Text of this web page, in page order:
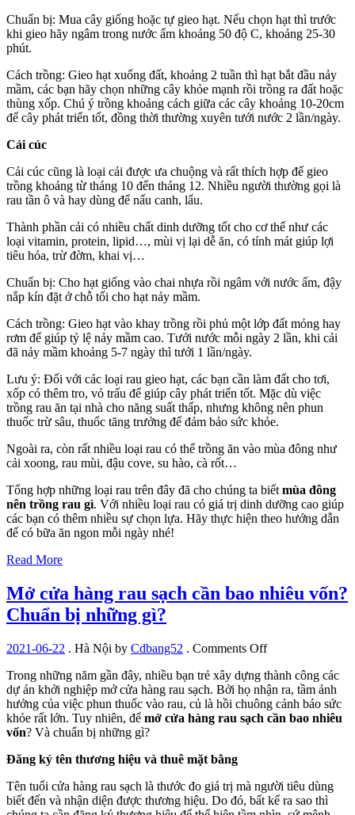
Chuẩn bị: Mua cây giống hoặc tự gieo hạt. Nếu chọn hạt thì trước
khi gieo hãy ngâm trong nước ấm khoảng 50 độ C, khoảng 25-30
phút.
Cách trồng: Gieo hạt xuống đất, khoảng 2 tuần thì hạt bắt đầu nảy
mầm, các bạn hãy chọn những cây khỏe mạnh rồi trồng ra đất hoặc
thùng xốp. Chú ý trồng khoảng cách giữa các cây khoảng 10-20cm
để cây phát triển tốt, đồng thời thường xuyên tưới nước 2 lần/ngày.
Cải cúc
Cải cúc cũng là loại cải được ưa chuộng và rất thích hợp để gieo
trồng khoảng từ tháng 10 đến tháng 12. Nhiều người thường gọi là
rau tần ô và hay dùng để nấu canh, lẩu.
Thành phần cải có nhiều chất dinh dưỡng tốt cho cơ thể như các
loại vitamin, protein, lipid…, mùi vị lại dễ ăn, có tính mát giúp lợi
tiêu hóa, trừ đờm, khai vị…
Chuẩn bị: Cho hạt giống vào chai nhựa rồi ngâm với nước ấm, đậy
nắp kín đặt ở chỗ tối cho hạt nảy mầm.
Cách trồng: Gieo hạt vào khay trồng rồi phủ một lớp đất mỏng hay
rơm để giúp tỷ lệ nảy mầm cao. Tưới nước mỗi ngày 2 lần, khi cải
đã nảy mầm khoảng 5-7 ngày thì tưới 1 lần/ngày.
Lưu ý: Đối với các loại rau gieo hạt, các bạn cần làm đất cho tơi,
xốp có thêm tro, vỏ trấu để giúp cây phát triển tốt. Mặc dù việc
trồng rau ăn tại nhà cho năng suất thấp, nhưng không nên phun
thuốc trừ sâu, thuốc tăng trưởng để đảm bảo sức khỏe.
Ngoài ra, còn rất nhiều loại rau có thể trồng ăn vào mùa đông như
cải xoong, rau mùi, đậu cove, su hào, cà rốt…
Tổng hợp những loại rau trên đây đã cho chúng ta biết mùa đông
nên trồng rau gì. Với nhiều loại rau có giá trị dinh dưỡng cao giúp
các bạn có thêm nhiều sự chọn lựa. Hãy thực hiện theo hướng dẫn
để có bữa ăn ngon mỗi ngày nhé!
Read More
Mở cửa hàng rau sạch cần bao nhiêu vốn?
Chuẩn bị những gì?
2021-06-22 . Hà Nội by Cdbang52 . Comments Offon
cửa
hàng
rau
sạch
Chuẩn
bị
Trong những năm gần đây, nhiều bạn trẻ xây dựng thành công các
dự án khởi nghiệp mở cửa hàng rau sạch. Bởi họ nhận ra, tầm ảnh
hưởng của việc phun thuốc vào rau, củ là hồi chuông cảnh báo sức
khỏe rất lớn. Tuy nhiên, để mở cửa hàng rau sạch cần bao nhiêu
vốn? Và chuẩn bị những gì?
Đăng ký tên thương hiệu và thuê mặt bằng
Tên tuổi cửa hàng rau sạch là thước đo giá trị mà người tiêu dùng
biết đến và nhận diện được thương hiệu. Do đó, bất kể ra sao thì